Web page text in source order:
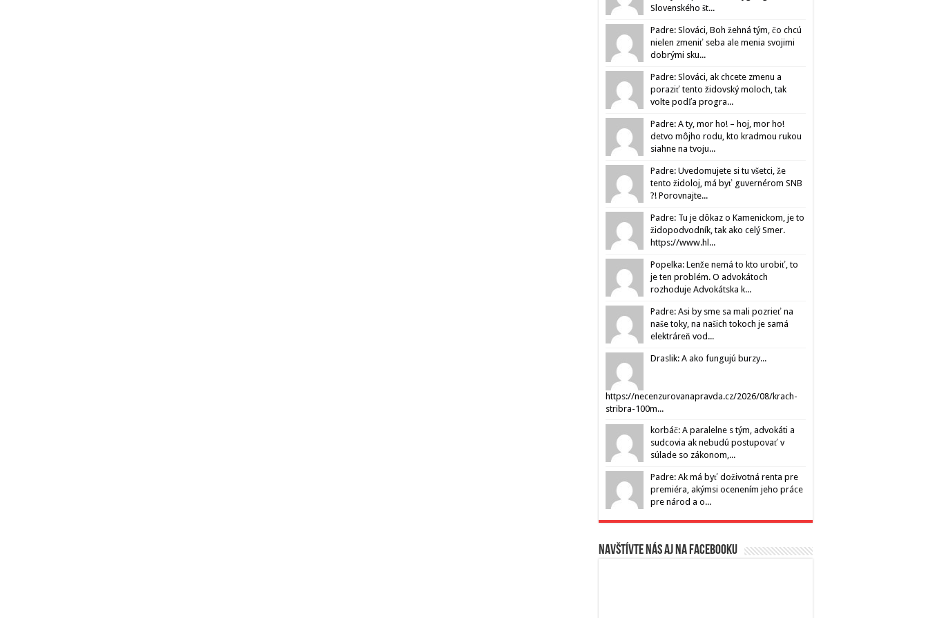
Slovenského št...
Padre: Slováci, Boh žehná tým, čo chcú
nielen zmeniť seba ale menia svojimi
dobrými sku...
Padre: Slováci, ak chcete zmenu a
poraziť tento židovský moloch, tak
volte podľa progra...
Padre: A ty, mor ho! – hoj, mor ho!
detvo môjho rodu, kto kradmou rukou
siahne na tvoju...
Padre: Uvedomujete si tu všetci, že
tento židoloj, má byť guvernérom SNB
?! Porovnajte...
Padre: Tu je dôkaz o Kamenickom, je to
židopodvodník, tak ako celý Smer.
https://www.hl...
Popelka: Lenže nemá to kto urobiť, to
je ten problém. O advokátoch
rozhoduje Advokátska k...
Padre: Asi by sme sa mali pozrieť na
naše toky, na našich tokoch je samá
elektráreň vod...
Draslik: A ako fungujú burzy...
https://necenzurovanapravda.cz/2026/08/krach-
stribra-100m...
korbáč: A paralelne s tým, advokáti a
sudcovia ak nebudú postupovať v
súlade so zákonom,...
Padre: Ak má byť doživotná renta pre
premiéra, akýmsi ocenením jeho práce
pre národ a o...
Navštívte nás aj na Facebooku